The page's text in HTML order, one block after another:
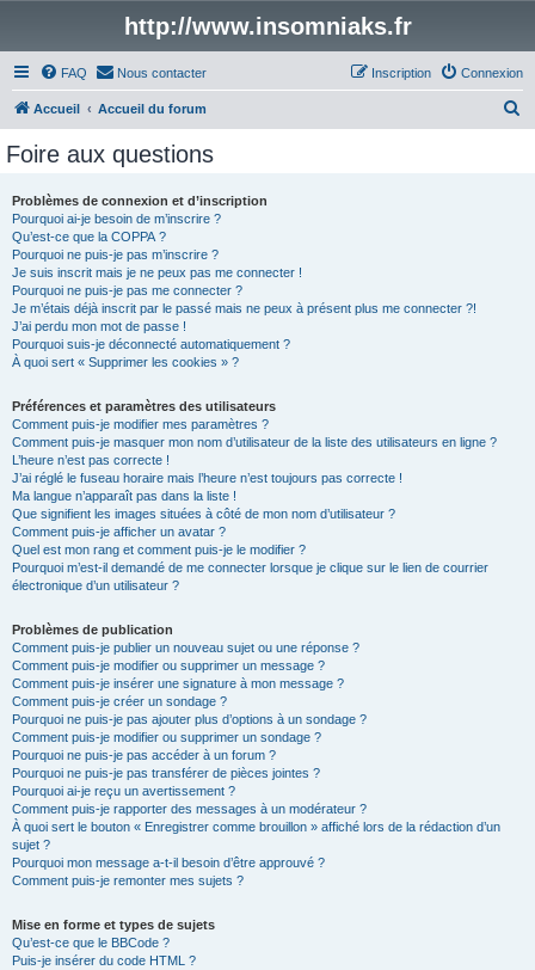
http://www.insomniaks.fr
FAQ Nous contacter Connexion
Inscription
Accueil Accueil du forum
Foire aux questions
Problèmes de connexion et d’inscription
Pourquoi ai-je besoin de m’inscrire ?
Qu’est-ce que la COPPA ?
Pourquoi ne puis-je pas m’inscrire ?
Je suis inscrit mais je ne peux pas me connecter !
Pourquoi ne puis-je pas me connecter ?
Je m’étais déjà inscrit par le passé mais ne peux à présent plus me connecter ?!
J’ai perdu mon mot de passe !
Pourquoi suis-je déconnecté automatiquement ?
À quoi sert « Supprimer les cookies » ?
Préférences et paramètres des utilisateurs
Comment puis-je modifier mes paramètres ?
Comment puis-je masquer mon nom d’utilisateur de la liste des utilisateurs en ligne ?
L’heure n’est pas correcte !
J’ai réglé le fuseau horaire mais l’heure n’est toujours pas correcte !
Ma langue n’apparaît pas dans la liste !
Que signifient les images situées à côté de mon nom d’utilisateur ?
Comment puis-je afficher un avatar ?
Quel est mon rang et comment puis-je le modifier ?
Pourquoi m’est-il demandé de me connecter lorsque je clique sur le lien de courrier
électronique d’un utilisateur ?
Problèmes de publication
Comment puis-je publier un nouveau sujet ou une réponse ?
Comment puis-je modifier ou supprimer un message ?
Comment puis-je insérer une signature à mon message ?
Comment puis-je créer un sondage ?
Pourquoi ne puis-je pas ajouter plus d’options à un sondage ?
Comment puis-je modifier ou supprimer un sondage ?
Pourquoi ne puis-je pas accéder à un forum ?
Pourquoi ne puis-je pas transférer de pièces jointes ?
Pourquoi ai-je reçu un avertissement ?
Comment puis-je rapporter des messages à un modérateur ?
À quoi sert le bouton « Enregistrer comme brouillon » affiché lors de la rédaction d’un
sujet ?
Pourquoi mon message a-t-il besoin d’être approuvé ?
Comment puis-je remonter mes sujets ?
Mise en forme et types de sujets
Qu’est-ce que le BBCode ?
Puis-je insérer du code HTML ?